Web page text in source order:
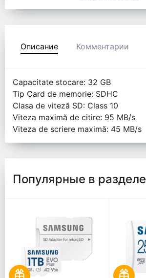
Описание Комментарии
Capacitate stocare: 32 GB
Tip Card de memorie: SDHC
Clasa de viteză SD: Class 10
Viteza maximă de citire: 95 MB/s
Viteza de scriere maximă: 45 MB/s
Популярные в разделе